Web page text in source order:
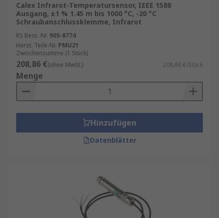
Calex Infrarot-Temperatursensor, IEEE 1588
Ausgang, ±1 % 1.45 m bis 1000 °C, -20 °C
Schraubanschlussklemme, Infrarot
RS Best.-Nr. 905-8774
Herst. Teile-Nr. PMU21
Zwischensumme (1 Stück)
208,86 €(ohne MwSt.) 208,86 €/Stück
Menge
Hinzufügen
Datenblätter